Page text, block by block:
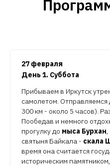
27 февраля
День 1. Суббота
Прибываем в Иркутск
самолетом. Отправляемся
300 км - около 5 часов).
Пообедав и немного
прогулку до мыса Бурхан,
святыня Байкала - скала
время она считается
историческим